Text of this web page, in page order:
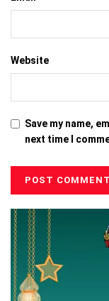
Website
Save my name,
next time I